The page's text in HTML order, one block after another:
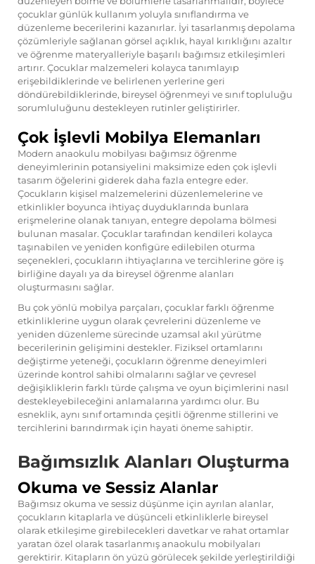
çocuklar günlük kullanım yoluyla sınıflandırma ve
düzenleme becerilerini kazanırlar. İyi tasarlanmış depolama
çözümleriyle sağlanan görsel açıklık, hayal kırıklığını azaltır
ve öğrenme materyalleriyle başarılı bağımsız etkileşimleri
artırır. Çocuklar malzemeleri kolayca tanımlayıp
erişebildiklerinde ve belirlenen yerlerine geri
döndürebildiklerinde, bireysel öğrenmeyi ve sınıf topluluğu
sorumluluğunu destekleyen rutinler geliştirirler.
Çok İşlevli Mobilya Elemanları
Modern anaokulu mobilyası bağımsız öğrenme
deneyimlerinin potansiyelini maksimize eden çok işlevli
tasarım öğelerini giderek daha fazla entegre eder.
Çocukların kişisel malzemelerini düzenlemelerine ve
etkinlikler boyunca ihtiyaç duyduklarında bunlara
erişmelerine olanak tanıyan, entegre depolama bölmesi
bulunan masalar. Çocuklar tarafından kendileri kolayca
taşınabilen ve yeniden konfigüre edilebilen oturma
seçenekleri, çocukların ihtiyaçlarına ve tercihlerine göre iş
birliğine dayalı ya da bireysel öğrenme alanları
oluşturmasını sağlar.
Bu çok yönlü mobilya parçaları, çocuklar farklı öğrenme
etkinliklerine uygun olarak çevrelerini düzenleme ve
yeniden düzenleme sürecinde uzamsal akıl yürütme
becerilerinin gelişimini destekler. Fiziksel ortamlarını
değiştirme yeteneği, çocukların öğrenme deneyimleri
üzerinde kontrol sahibi olmalarını sağlar ve çevresel
değişikliklerin farklı türde çalışma ve oyun biçimlerini nasıl
destekleyebileceğini anlamalarına yardımcı olur. Bu
esneklik, aynı sınıf ortamında çeşitli öğrenme stillerini ve
tercihlerini barındırmak için hayati öneme sahiptir.
Bağımsızlık Alanları Oluşturma
Okuma ve Sessiz Alanlar
Bağımsız okuma ve sessiz düşünme için ayrılan alanlar,
çocukların kitaplarla ve düşünceli etkinliklerle bireysel
olarak etkileşime girebilecekleri davetkar ve rahat ortamlar
yaratan özel olarak tasarlanmış anaokulu mobilyaları
gerektirir. Kitapların ön yüzü görülecek şekilde yerleştirildiği